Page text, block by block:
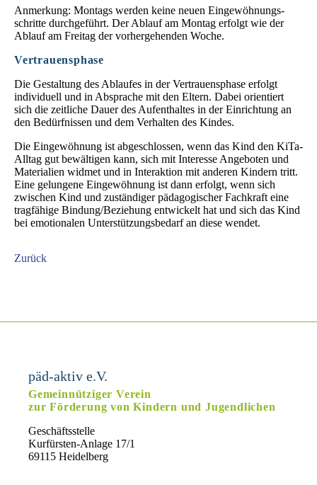
Anmerkung: Montags werden keine neuen Eingewöhnungs­
schritte durch­geführt. Der Ablauf am Montag erfolgt wie der
Ab­lauf am Freitag der vorher­gehenden Woche.
Vertrauensphase
Die Gestaltung des Ablaufes in der Vertrauens­phase erfolgt
individuell und in Absprache mit den Eltern. Dabei orientiert
sich die zeitliche Dauer des Aufenthaltes in der Ein­richtung an
den Bedürfnissen und dem Verhalten des Kindes.
Die Eingewöhnung ist abgeschlossen, wenn das Kind den KiTa-
Alltag gut bewältigen kann, sich mit Interesse Angeboten und
Materialien widmet und in Interaktion mit anderen Kindern tritt.
Eine gelungene Ein­gewöhnung ist dann erfolgt, wenn sich
zwischen Kind und zuständiger pädagogischer Fachkraft eine
tragfähige Bindung/Beziehung entwickelt hat und sich das Kind
bei emotionalen Unterstützungs­bedarf an diese wendet.
Zurück
päd-aktiv e.V.
Gemeinnütziger Verein
zur Förderung von Kindern und Jugendlichen
Geschäftsstelle
Kurfürsten-Anlage 17/1
69115 Heidelberg